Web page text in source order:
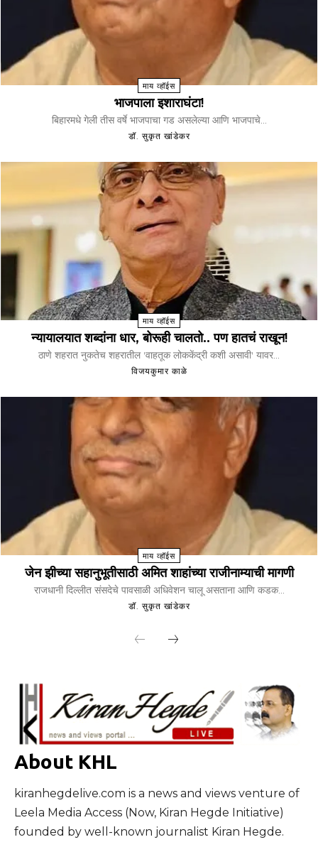
माय व्हॉईस
भाजपाला इशाराघंटा!
बिहारमधे गेली तीस वर्षे भाजपाचा गड असलेल्या आणि भाजपाचे...
डॉ. सुकृत खांडेकर
माय व्हॉईस
न्यायालयात शब्दांना धार, बोरूही चालतो.. पण हातचं राखून!
ठाणे शहरात नुकतेच शहरातील 'वाहतूक लोककेंद्री कशी असावी' यावर...
विजयकुमार काळे
माय व्हॉईस
जेन झीच्या सहानुभूतीसाठी अमित शाहांच्या राजीनाम्याची मागणी
राजधानी दिल्लीत संसदेचे पावसाळी अधिवेशन चालू असताना आणि कडक...
डॉ. सुकृत खांडेकर
About KHL
kiranhegdelive.com is a news and views venture of
Leela Media Access (Now, Kiran Hegde Initiative)
founded by well-known journalist Kiran Hegde.